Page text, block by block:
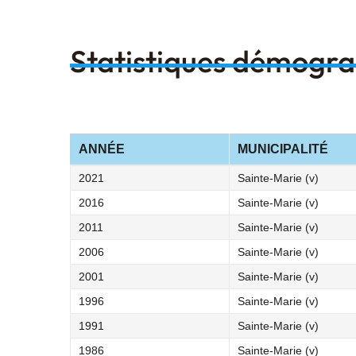
Statistiques
ANNÉE MUNICIPALITÉ
2021 Sainte-Marie (v)
2016
Sainte-Marie (v)
2011
Sainte-Marie (v)
2006
Sainte-Marie (v)
2001
Sainte-Marie (v)
1996
Sainte-Marie (v)
1991
Sainte-Marie (v)
1986
Sainte-Marie (v)